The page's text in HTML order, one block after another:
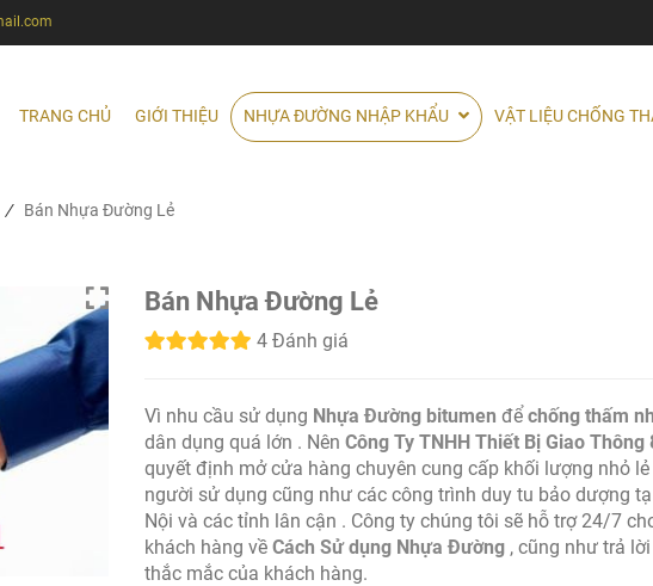
Bán Nhựa Đường Lẻ
4 Đánh giá
Vì nhu cầu sử dụng Nhựa Đường bitumen đểchống thấm
dân dụng quá lớn . NênCông Ty TNHH Thiết Bị Giao Thông
quyết định mở cửa hàng chuyên cung cấp khối lượng nhỏ
người sử dụng cũng như các công trình duy tu bảo dượng
Nội và các tỉnh lân cận . Công ty chúng tôi sẽ hỗ trợ 24/7
khách hàng vềCách Sử dụng Nhựa Đường , cũng như trả
thắc mắc của khách hàng.
/ Bán Nhựa Đường Lẻ
TRANG CHỦ GIỚI THIỆU NHỰA ĐƯỜNG NHẬP KHẨU VẬT LIỆU CHỐNG